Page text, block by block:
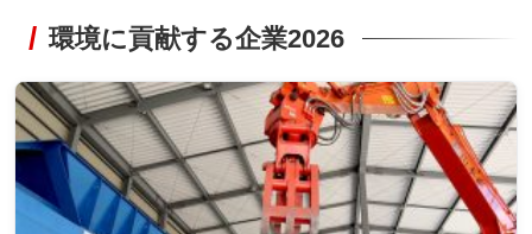
環境に貢献する企業2026